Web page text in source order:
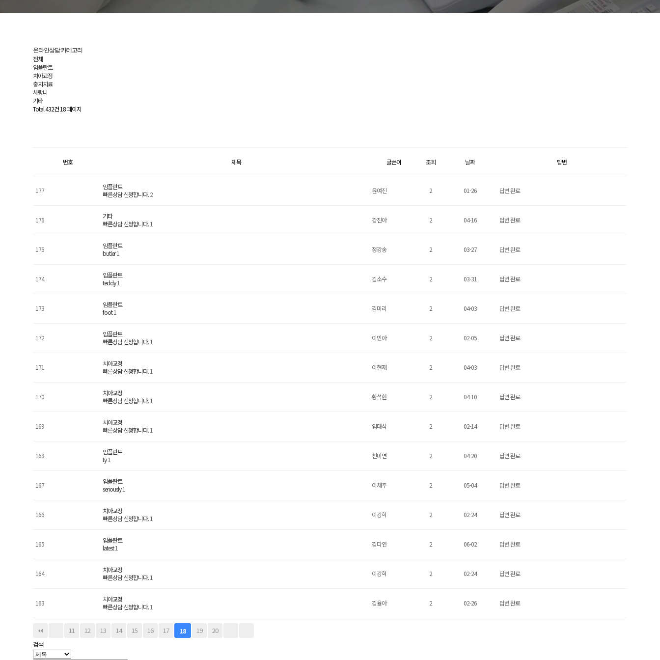
온라인상담 카테고리
전체
임플란트
치아교정
충치치료
사랑니
기타
Total 432건18 페이지
번호 제목 글쓴이 조회 날짜 답변
177
임플란트
빠른상담 신청합니다.2 윤여진 2 01-26 답변 완료
176
기타
빠른상담 신청합니다.1 강진아 2 04-16 답변 완료
175
임플란트
butler1 정강송 2 03-27 답변 완료
174
임플란트
teddy1 김소수 2 03-31 답변 완료
173
임플란트
foot1 김미리 2 04-03 답변 완료
172
임플란트
빠른상담 신청합니다.1 이민아 2 02-05 답변 완료
171
치아교정
빠른상담 신청합니다.1 이현재 2 04-03 답변 완료
170
치아교정
빠른상담 신청합니다.1 황석현 2 04-10 답변 완료
169
치아교정
빠른상담 신청합니다.1 임태석 2 02-14 답변 완료
168
임플란트
ty1 천미연 2 04-20 답변 완료
167
임플란트
seriously1 이채주 2 05-04 답변 완료
166
치아교정
빠른상담 신청합니다.1 이강혁 2 02-24 답변 완료
165
임플란트
latest1 김다연 2 06-02 답변 완료
164
치아교정
빠른상담 신청합니다.1 이강혁 2 02-24 답변 완료
163
치아교정
빠른상담 신청합니다.1 김율아 2 02-26 답변 완료
11 12 13 14 15 16 17 18 19 20
검색